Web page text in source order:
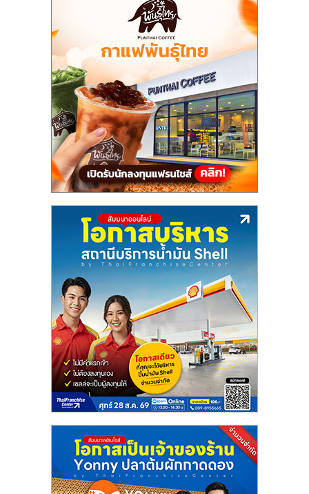
แฟ
ไชส์,
รวม
แฟ
ไชส์
ขาย
แฟ
ไชส์
แฟ